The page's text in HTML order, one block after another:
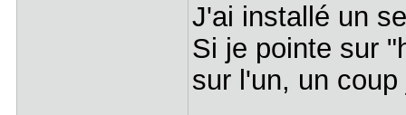
J'ai installé un
Si je pointe sur
sur l'un, un